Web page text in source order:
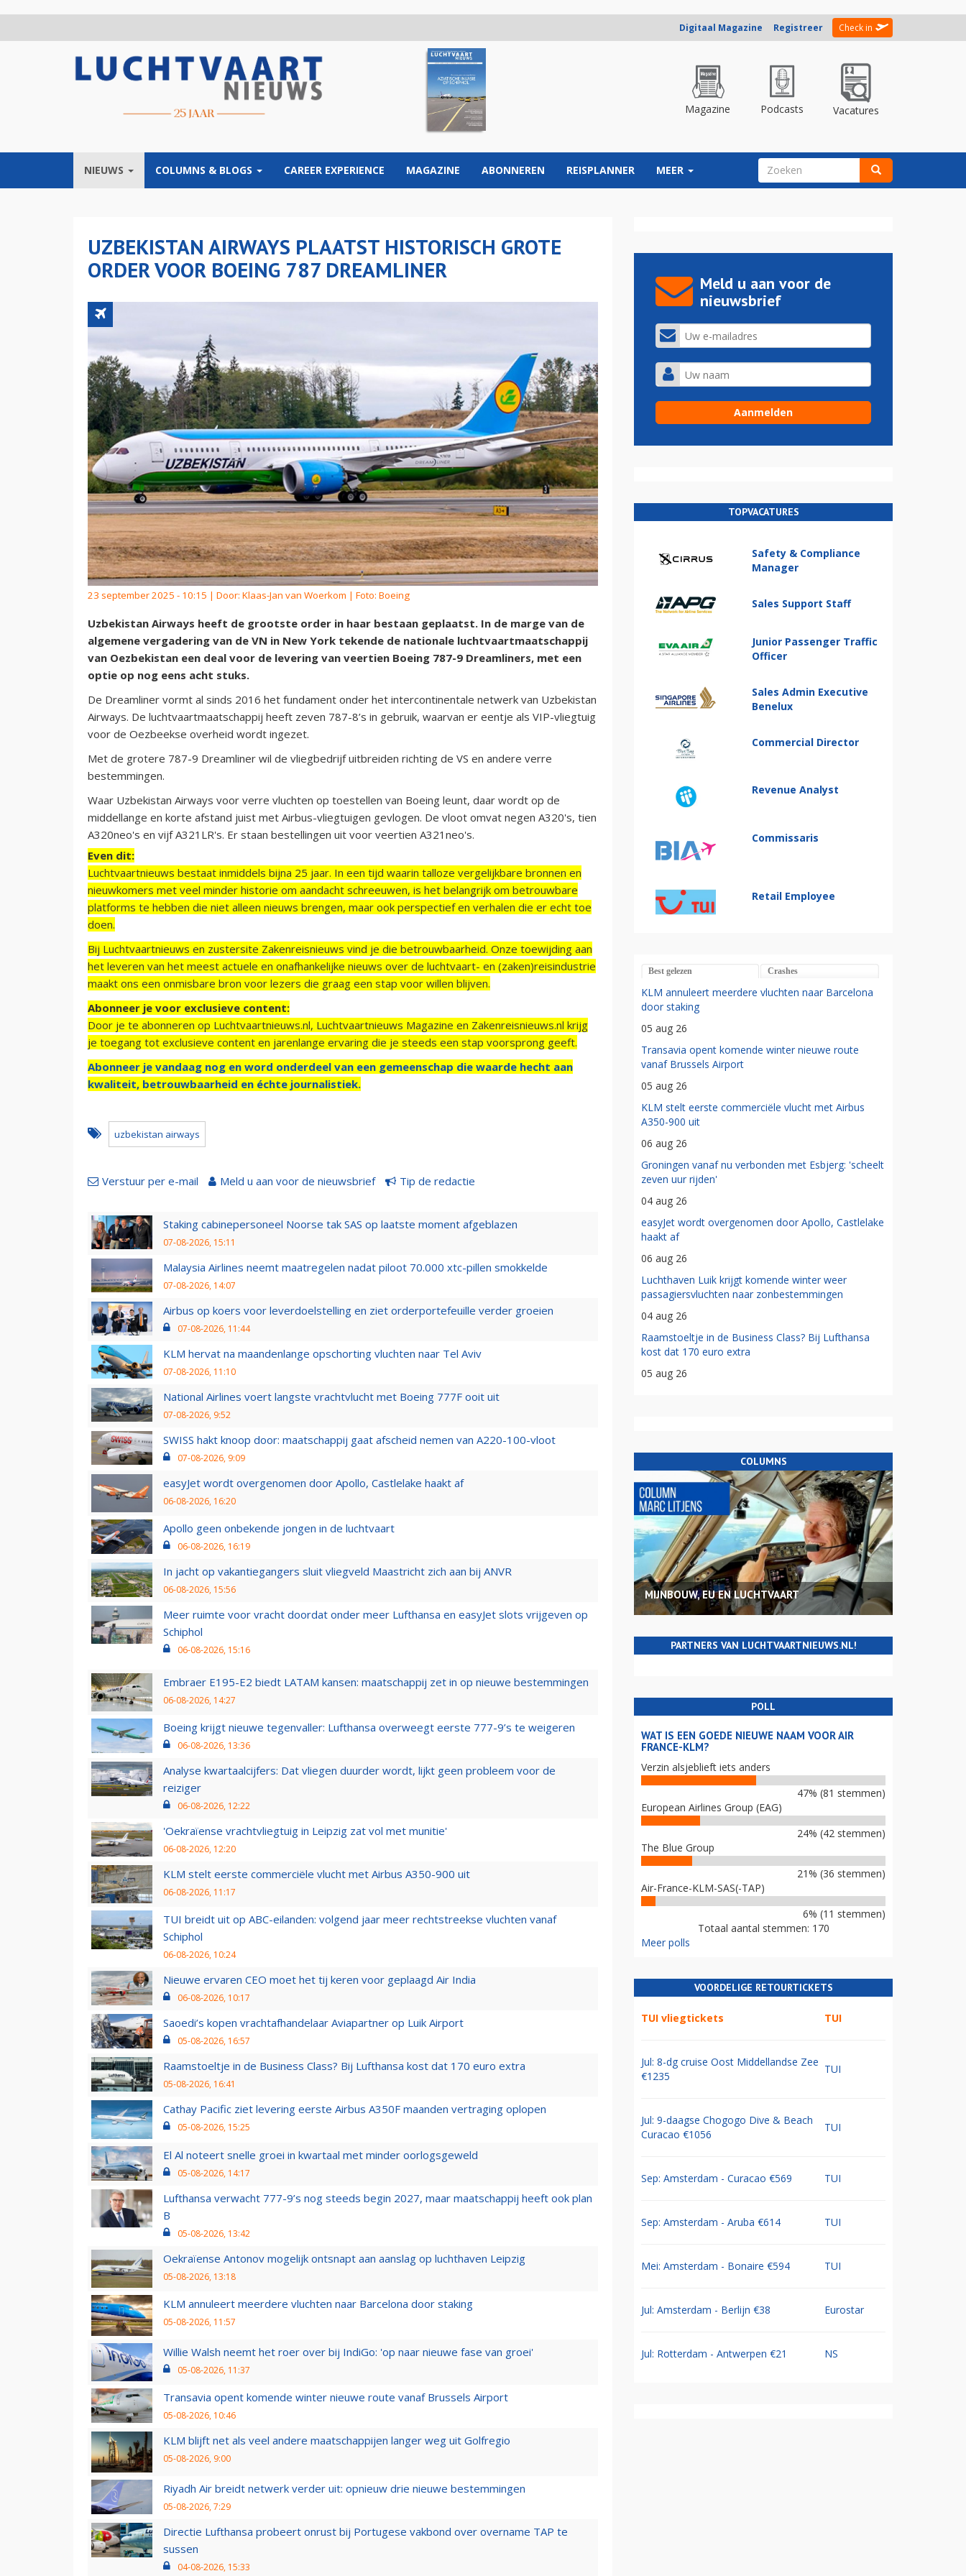
Digitaal Magazine Registreer Check in
Magazine Podcasts Vacatures
NIEUWS COLUMNS & BLOGS CAREER EXPERIENCE MAGAZINE ABONNEREN REISPLANNER MEER ZOEKVELD
UZBEKISTAN AIRWAYS PLAATST HISTORISCH GROTE
ORDER VOOR BOEING 787 DREAMLINER
23 september 2025 - 10:15 | Door: Klaas-Jan van Woerkom | Foto: Boeing
Uzbekistan Airways heeft de grootste order in haar bestaan geplaatst. In de marge van de
algemene vergadering van de VN in New York tekende de nationale luchtvaartmaatschappij
van Oezbekistan een deal voor de levering van veertien Boeing 787-9 Dreamliners, met een
optie op nog eens acht stuks.
De Dreamliner vormt al sinds 2016 het fundament onder het intercontinentale netwerk van Uzbekistan
Airways. De luchtvaartmaatschappij heeft zeven 787-8’s in gebruik, waarvan er eentje als VIP-vliegtuig
voor de Oezbeekse overheid wordt ingezet.
Met de grotere 787-9 Dreamliner wil de vliegbedrijf uitbreiden richting de VS en andere verre
bestemmingen.
Waar Uzbekistan Airways voor verre vluchten op toestellen van Boeing leunt, daar wordt op de
middellange en korte afstand juist met Airbus-vliegtuigen gevlogen. De vloot omvat negen A320's, tien
A320neo's en vijf A321LR's. Er staan bestellingen uit voor veertien A321neo's.
Even dit:
Luchtvaartnieuws bestaat inmiddels bijna 25 jaar. In een tijd waarin talloze vergelijkbare bronnen en
nieuwkomers met veel minder historie om aandacht schreeuwen, is het belangrijk om betrouwbare
platforms te hebben die niet alleen nieuws brengen, maar ook perspectief en verhalen die er echt toe
doen.
Bij Luchtvaartnieuws en zustersite Zakenreisnieuws vind je die betrouwbaarheid. Onze toewijding aan
het leveren van het meest actuele en onafhankelijke nieuws over de luchtvaart- en (zaken)reisindustrie
maakt ons een onmisbare bron voor lezers die graag een stap voor willen blijven.
Abonneer je voor exclusieve content:
Door je te abonneren op Luchtvaartnieuws.nl, Luchtvaartnieuws Magazine en Zakenreisnieuws.nl krijg
je toegang tot exclusieve content en jarenlange ervaring die je steeds een stap voorsprong geeft.
Abonneer je vandaag nog en word onderdeel van een gemeenschap die waarde hecht aan
kwaliteit, betrouwbaarheid en échte journalistiek.
uzbekistan airways
Verstuur per e-mail Meld u aan voor de nieuwsbrief Tip de redactie
Staking cabinepersoneel Noorse tak SAS op laatste moment afgeblazen
07-08-2026, 15:11
Malaysia Airlines neemt maatregelen nadat piloot 70.000 xtc-pillen smokkelde
07-08-2026, 14:07
Airbus op koers voor leverdoelstelling en ziet orderportefeuille verder groeien
07-08-2026, 11:44
KLM hervat na maandenlange opschorting vluchten naar Tel Aviv
07-08-2026, 11:10
National Airlines voert langste vrachtvlucht met Boeing 777F ooit uit
07-08-2026, 9:52
SWISS hakt knoop door: maatschappij gaat afscheid nemen van A220-100-vloot
07-08-2026, 9:09
easyJet wordt overgenomen door Apollo, Castlelake haakt af
06-08-2026, 16:20
Apollo geen onbekende jongen in de luchtvaart
06-08-2026, 16:19
In jacht op vakantiegangers sluit vliegveld Maastricht zich aan bij ANVR
06-08-2026, 15:56
Meer ruimte voor vracht doordat onder meer Lufthansa en easyJet slots vrijgeven op
Schiphol
06-08-2026, 15:16
Embraer E195-E2 biedt LATAM kansen: maatschappij zet in op nieuwe bestemmingen
06-08-2026, 14:27
Boeing krijgt nieuwe tegenvaller: Lufthansa overweegt eerste 777-9’s te weigeren
06-08-2026, 13:36
Analyse kwartaalcijfers: Dat vliegen duurder wordt, lijkt geen probleem voor de
reiziger
06-08-2026, 12:22
'Oekraïense vrachtvliegtuig in Leipzig zat vol met munitie'
06-08-2026, 12:20
KLM stelt eerste commerciële vlucht met Airbus A350-900 uit
06-08-2026, 11:17
TUI breidt uit op ABC-eilanden: volgend jaar meer rechtstreekse vluchten vanaf
Schiphol
06-08-2026, 10:24
Nieuwe ervaren CEO moet het tij keren voor geplaagd Air India
06-08-2026, 10:17
Saoedi’s kopen vrachtafhandelaar Aviapartner op Luik Airport
05-08-2026, 16:57
Raamstoeltje in de Business Class? Bij Lufthansa kost dat 170 euro extra
05-08-2026, 16:41
Cathay Pacific ziet levering eerste Airbus A350F maanden vertraging oplopen
05-08-2026, 15:25
El Al noteert snelle groei in kwartaal met minder oorlogsgeweld
05-08-2026, 14:17
Lufthansa verwacht 777-9’s nog steeds begin 2027, maar maatschappij heeft ook plan
B
05-08-2026, 13:42
Oekraïense Antonov mogelijk ontsnapt aan aanslag op luchthaven Leipzig
05-08-2026, 13:18
KLM annuleert meerdere vluchten naar Barcelona door staking
05-08-2026, 11:57
Willie Walsh neemt het roer over bij IndiGo: 'op naar nieuwe fase van groei'
05-08-2026, 11:37
Transavia opent komende winter nieuwe route vanaf Brussels Airport
05-08-2026, 10:46
KLM blijft net als veel andere maatschappijen langer weg uit Golfregio
05-08-2026, 9:00
Riyadh Air breidt netwerk verder uit: opnieuw drie nieuwe bestemmingen
05-08-2026, 7:29
Directie Lufthansa probeert onrust bij Portugese vakbond over overname TAP te
sussen
04-08-2026, 15:33
Meld u aan voor de
nieuwsbrief
TOPVACATURES
Safety & Compliance
Manager
Sales Support Staff
Junior Passenger Traffic
Officer
Sales Admin Executive
Benelux
Commercial Director
Revenue Analyst
Commissaris
Retail Employee
Best gelezen Crashes
KLM annuleert meerdere vluchten naar Barcelona
door staking
05 aug 26
Transavia opent komende winter nieuwe route
vanaf Brussels Airport
05 aug 26
KLM stelt eerste commerciële vlucht met Airbus
A350-900 uit
06 aug 26
Groningen vanaf nu verbonden met Esbjerg: 'scheelt
zeven uur rijden'
04 aug 26
easyJet wordt overgenomen door Apollo, Castlelake
haakt af
06 aug 26
Luchthaven Luik krijgt komende winter weer
passagiersvluchten naar zonbestemmingen
04 aug 26
Raamstoeltje in de Business Class? Bij Lufthansa
kost dat 170 euro extra
05 aug 26
COLUMNS
MIJNBOUW, EU EN LUCHTVAART
PARTNERS VAN LUCHTVAARTNIEUWS.NL!
POLL
WAT IS EEN GOEDE NIEUWE NAAM VOOR AIR
FRANCE-KLM?
Verzin alsjeblieft iets anders
47% (81 stemmen)
European Airlines Group (EAG)
24% (42 stemmen)
The Blue Group
21% (36 stemmen)
Air-France-KLM-SAS(-TAP)
6% (11 stemmen)
Totaal aantal stemmen: 170
Meer polls
VOORDELIGE RETOURTICKETS
TUI vliegtickets TUI
Jul: 8-dg cruise Oost Middellandse Zee
€1235
TUI
Jul: 9-daagse Chogogo Dive & Beach
Curacao €1056
TUI
Sep: Amsterdam - Curacao €569 TUI
Sep: Amsterdam - Aruba €614 TUI
Mei: Amsterdam - Bonaire €594 TUI
Jul: Amsterdam - Berlijn €38 Eurostar
Jul: Rotterdam - Antwerpen €21 NS